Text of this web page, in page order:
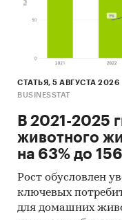
СТАТЬЯ, 5 АВГУСТА 2026
BUSINESSTAT
В 2021-2025
животного
на 63% до
Рост обусловлен
ключевых
для домашних